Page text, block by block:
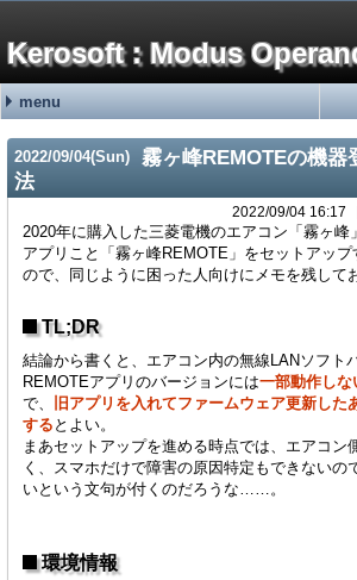
Kerosoft : Modus
menu
最近の記事
#251:
#250:
#249:
#248:
#247:最近のコメント
霧ヶ峰REMOTEの機器登録バグの回避方
brother製スキャンツールControlCenter4
霧ヶ峰REMOTEの機器登録バグの回避方法
霧ヶ峰REMOTEの機器登録バグの回避方
霧ヶ峰REMOTEの機器登録バグの回避方法
タグNetService (15)
adiary (5)
Google (1)
ValueDomain (2)
Sakura (1)
Software (176)
Windows (95)
Macintosh (5)
Linux (69)
VM/ESXi (6)
Languages (13)
Java (2)
Perl (7)
C# (2)
CSS (1)
JavaScript (1)
Hardware (46)
PC (8)
VAIO (7)
Phone (8)
Printer (4)
NAS (1)
HDDRecorder (1)
CarNavi (1)
NetworkSwitch (8)
Raspberry Pi (2)
ThinkPad (2)
Appliances (3)
Mobile (4)
(none) (2)
2022/09/04(Sun)
霧ヶ峰REMOTEの機器
法
2022/09/04 16:17
2020年に購入した三菱電機のエアコン「霧ヶ峰
アプリこと「霧ヶ峰REMOTE」をセットアッ
ので、同じように困った人向けにメモを残して
TL;DR
結論から書くと、エアコン内の無線LANソフト
REMOTEアプリのバージョンには一部動作しな
で、
旧アプリを入れてファームウェア更新した
する とよい。
まあセットアップを進める時点では、エアコン
く、スマホだけで障害の原因特定もできないの
いという文句が付くのだろうな……。
環境情報